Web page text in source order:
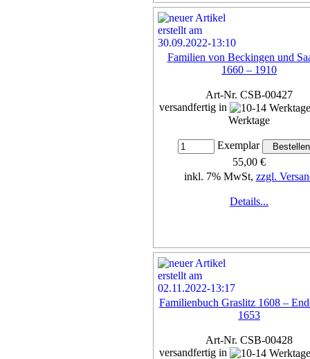
Familien von Beckingen und
1660 – 1910
Art-Nr. CSB-00427
versandfertig in
Werktage
Exemplar
55,00 €
inkl. 7% MwSt, zzgl.
Details...
Familienbuch Graslitz 1608 –
1653
Art-Nr. CSB-00428
versandfertig in